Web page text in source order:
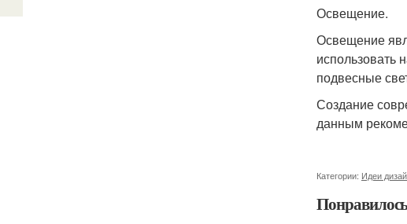
Освещение.
Освещение
использовать
подвесные
Создание
данным
Категории: Идеи